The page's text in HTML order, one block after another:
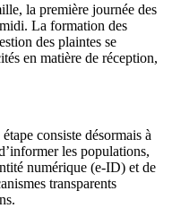
la première journée des
midi. La formation des
des plaintes se
en matière de réception,
consiste désormais à
les populations,
numérique (e-ID) et de
transparents